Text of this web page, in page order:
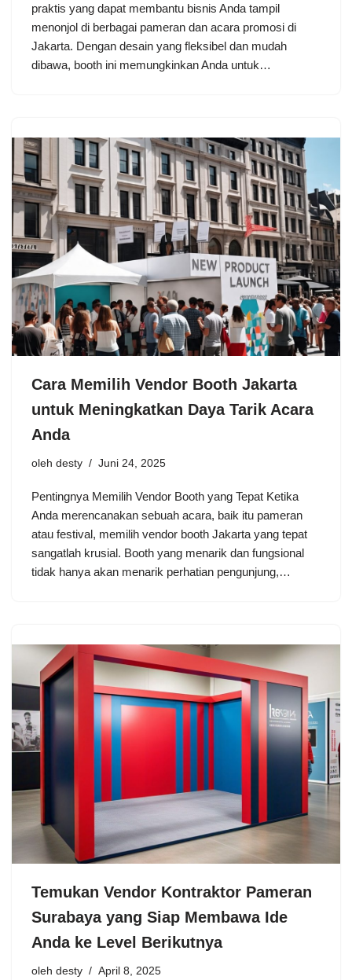
praktis yang dapat membantu bisnis Anda tampil
menonjol di berbagai pameran dan acara promosi di
Jakarta. Dengan desain yang fleksibel dan mudah
dibawa, booth ini memungkinkan Anda untuk…
Cara Memilih Vendor Booth Jakarta
untuk Meningkatkan Daya Tarik Acara
Anda
oleh desty Juni 24, 2025
Pentingnya Memilih Vendor Booth yang Tepat Ketika
Anda merencanakan sebuah acara, baik itu pameran
atau festival, memilih vendor booth Jakarta yang tepat
sangatlah krusial. Booth yang menarik dan fungsional
tidak hanya akan menarik perhatian pengunjung,…
Temukan Vendor Kontraktor Pameran
Surabaya yang Siap Membawa Ide
Anda ke Level Berikutnya
oleh desty April 8, 2025